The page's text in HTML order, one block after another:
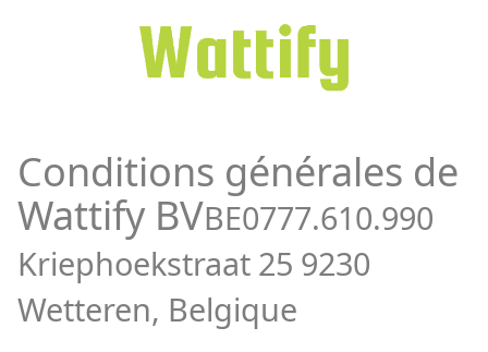
Conditions générales de
Wattify BVBE0777.610.990
Kriephoekstraat 25 9230
Wetteren, Belgique